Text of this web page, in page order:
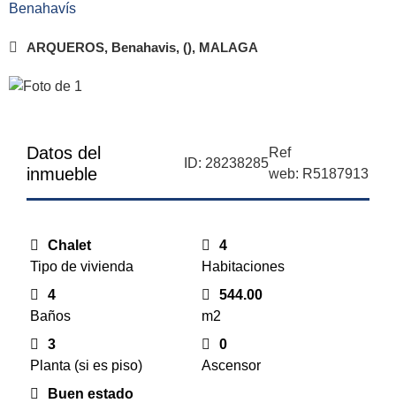
Benahavís
ARQUEROS, Benahavis, (), MALAGA
Datos del
inmueble
ID: 28238285
Ref
web: R5187913
Chalet
Tipo de vivienda
4
Habitaciones
4
Baños
544.00
m2
3
Planta (si es piso)
0
Ascensor
Buen estado